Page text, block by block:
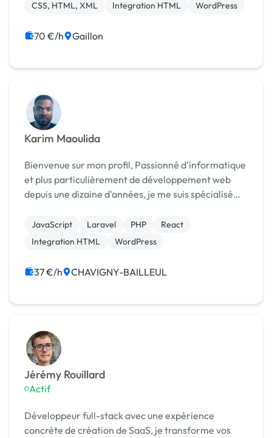
CSS, HTML, XML Integration HTML WordPress
70 €/h Gaillon
Karim Maoulida
Bienvenue sur mon profil, Passionné d'informatique
et plus particulièrement de développement web
depuis une dizaine d'années, je me suis spécialisé
d’expérience dans le domaine du web, j’ai pu ac...
JavaScript Laravel PHP
React
Integration HTML
WordPress
37 €/h CHAVIGNY-BAILLEUL
Jérémy Rouillard
Actif
Développeur full-stack avec une expérience
concrète de création de SaaS, je transforme vos